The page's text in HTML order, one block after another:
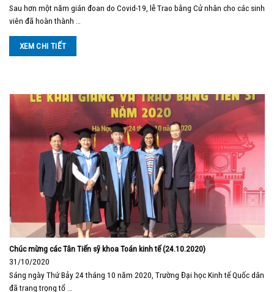
Sau hơn một năm gián đoan do Covid-19, lễ Trao bằng Cử nhân cho các sinh
viên đã hoàn thành …
XEM CHI TIẾT
Chúc mừng các Tân Tiến sỹ khoa Toán kinh tế (24.10.2020)
31/10/2020
Sáng ngày Thứ Bảy 24 tháng 10 năm 2020, Trường Đại học Kinh tế Quốc dân
đã trang trọng tổ …